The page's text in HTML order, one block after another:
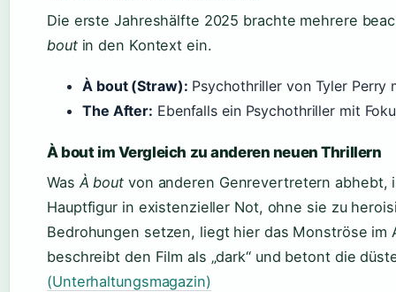
Die erste Jahreshälfte 2025 brachte mehrere
boutin den Kontext ein.
À bout (Straw): Psychothriller von Tyler Perry
The After: Ebenfalls ein Psychothriller mit
À bout im Vergleich zu anderen neuen Thrillern
Was À bout von anderen Genrevertretern abhebt,
Hauptfigur in existenzieller Not, ohne sie zu
Bedrohungen setzen, liegt hier das Monströse im
beschreibt den Film als „dark“ und betont die
(Unterhaltungsmagazin)